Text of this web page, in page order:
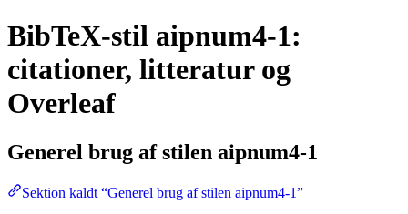
BibTeX-stil aipnum4-1:
citationer, litteratur og
Overleaf
Generel brug af stilen aipnum4-1
Sektion kaldt “Generel brug af stilen aipnum4-1”